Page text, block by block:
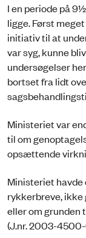
I en periode på
ligge. Først
initiativ til at
var syg, kunne
undersøgelser
bortset fra lidt
Ministeriet var
til om
opsættende
Ministeriet
rykkerbreve, ikke
eller om grunden
(J.nr. 2003-